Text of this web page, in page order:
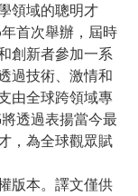
領域的聰明才
首次舉辦，屆時
創新者參加一系
過技術、激情和
由全球跨領域專
透過表揚當今最
，為全球觀眾賦
版本。譯文僅供